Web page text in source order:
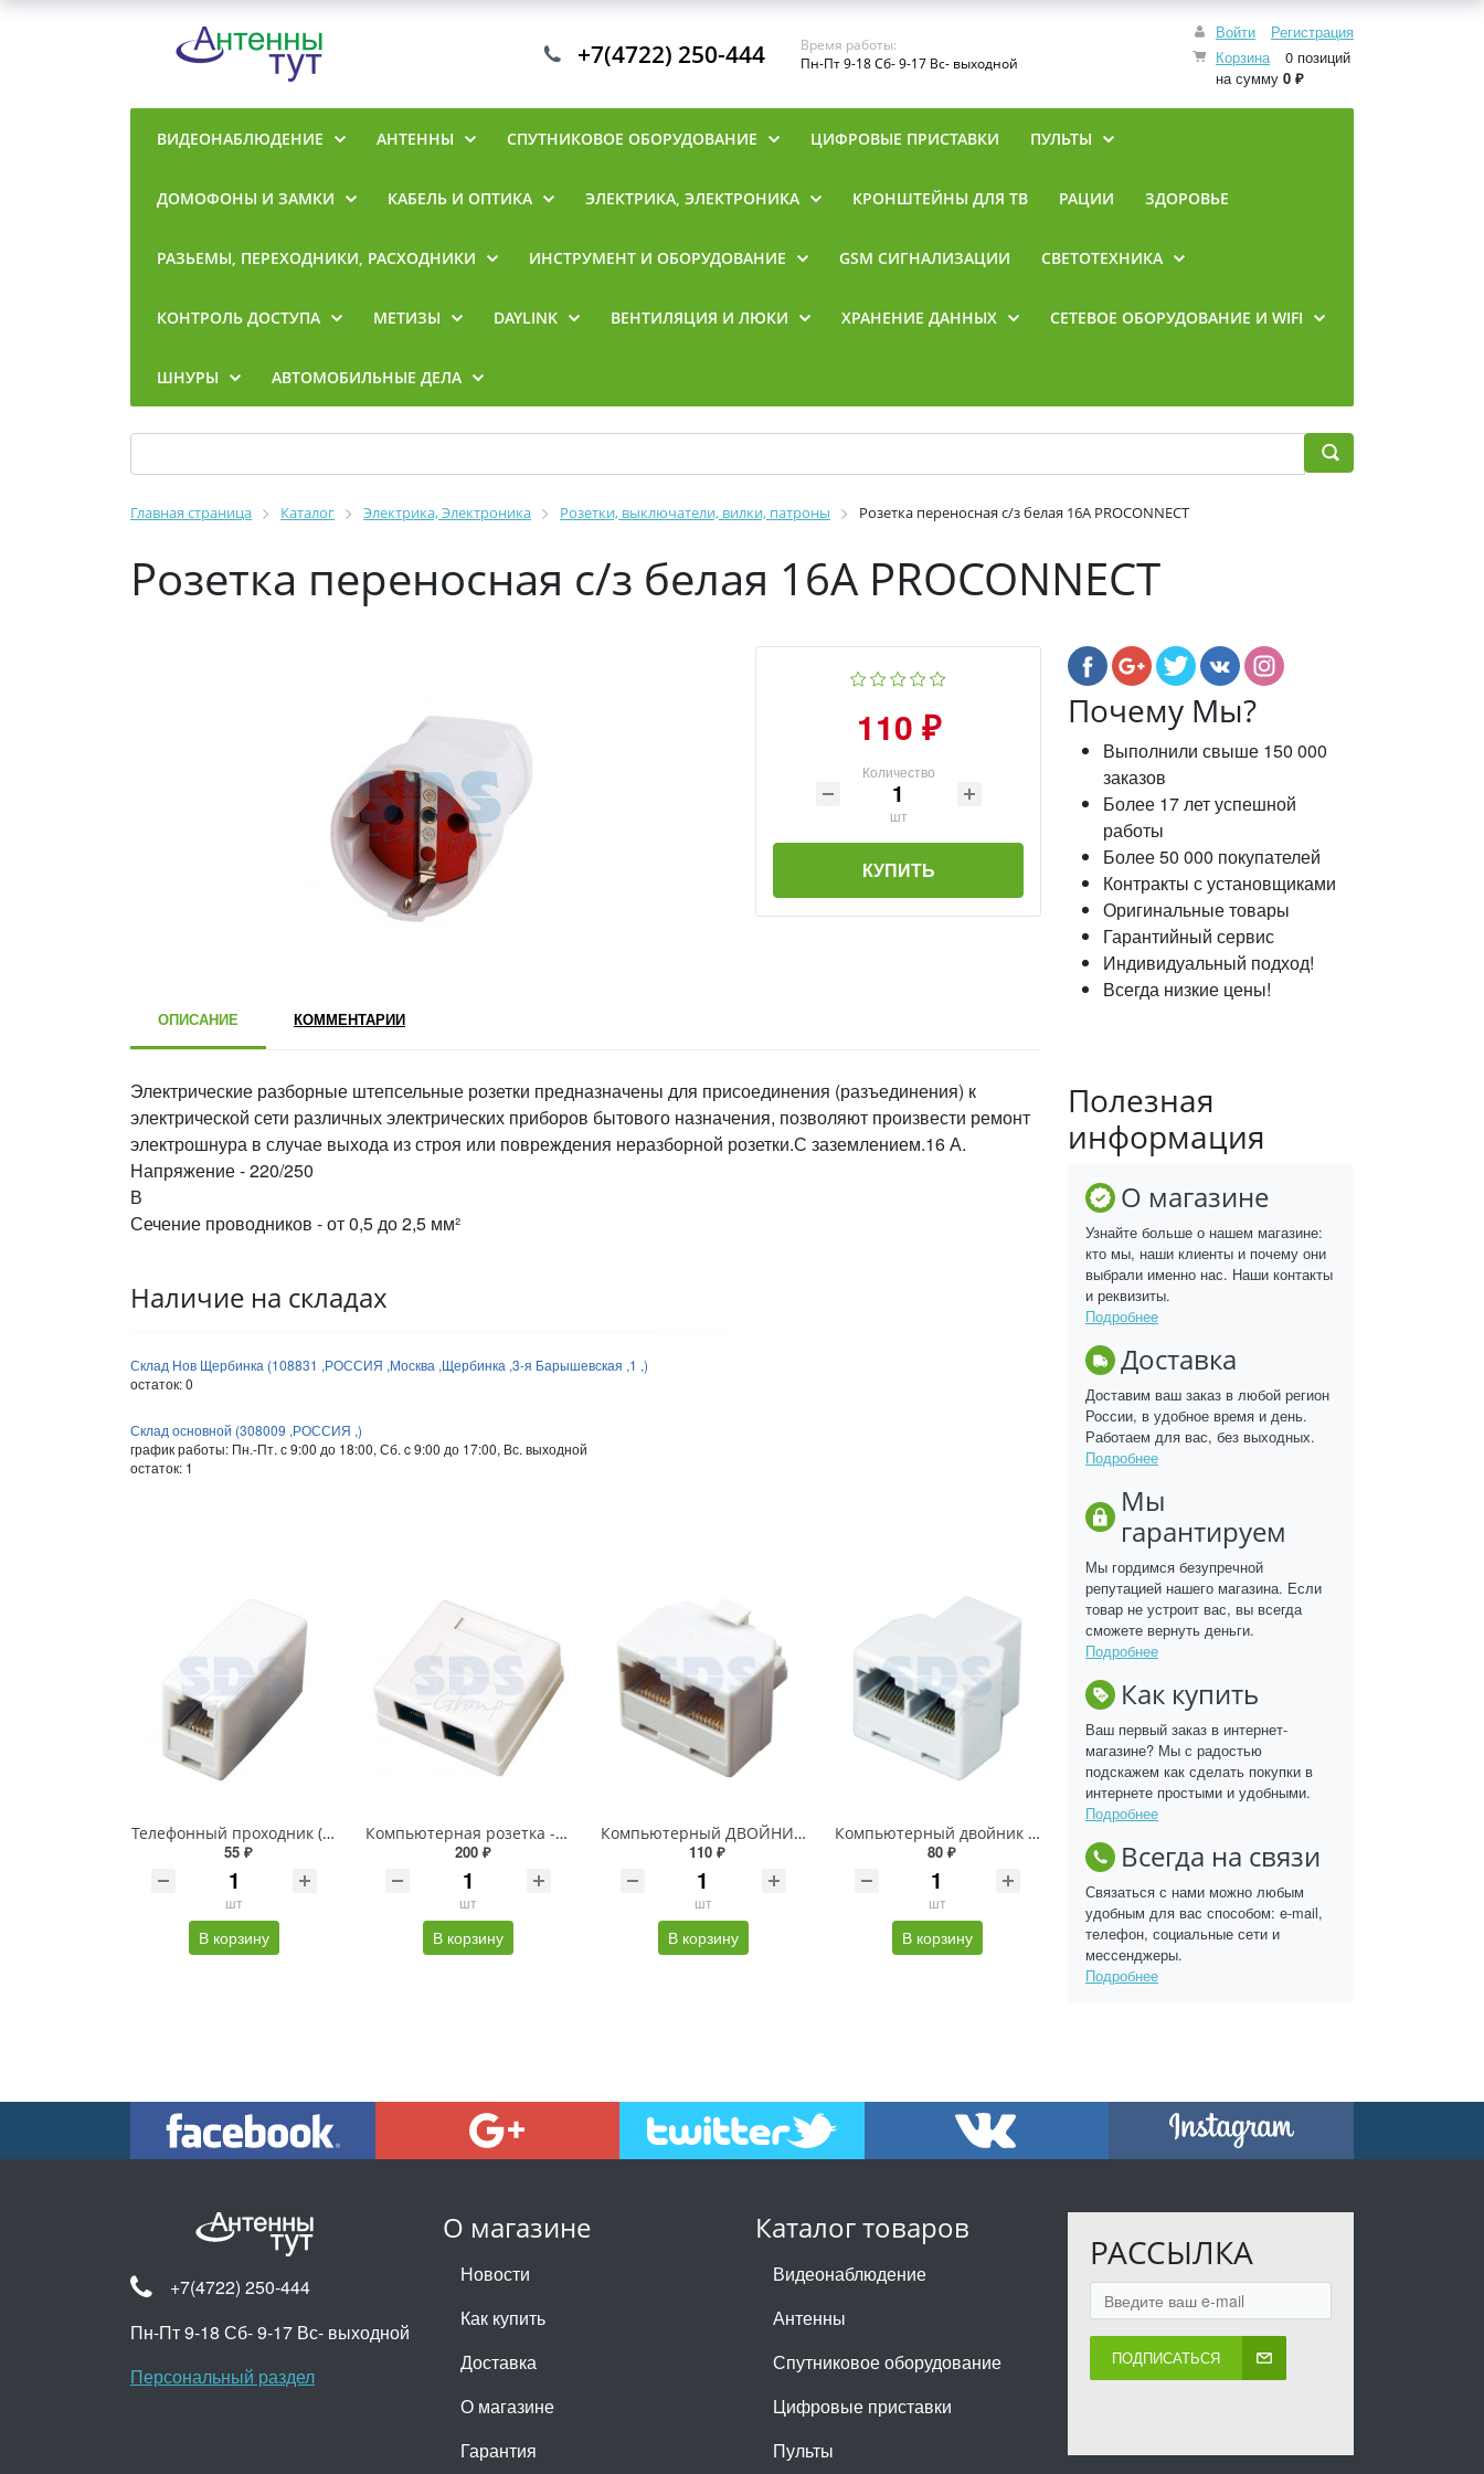
Войти
Регистрация
Корзина
0 позиций
на сумму 0 ₽
+7(4722) 250-444
Время работы:
Пн-Пт 9-18 Сб- 9-17 Вс- выходной
ВИДЕОНАБЛЮДЕНИЕ АНТЕННЫ СПУТНИКОВОЕ ОБОРУДОВАНИЕ ЦИФРОВЫЕ ПРИСТАВКИ ПУЛЬТЫ
ДОМОФОНЫ И ЗАМКИ КАБЕЛЬ И ОПТИКА ЭЛЕКТРИКА, ЭЛЕКТРОНИКА КРОНШТЕЙНЫ ДЛЯ ТВ РАЦИИ ЗДОРОВЬЕ
РАЗЬЕМЫ, ПЕРЕХОДНИКИ, РАСХОДНИКИ ИНСТРУМЕНТ И ОБОРУДОВАНИЕ GSM СИГНАЛИЗАЦИИ СВЕТОТЕХНИКА
КОНТРОЛЬ ДОСТУПА МЕТИЗЫ DAYLINK ВЕНТИЛЯЦИЯ И ЛЮКИ ХРАНЕНИЕ ДАННЫХ CЕТЕВОЕ ОБОРУДОВАНИЕ И WIFI
ШНУРЫ АВТОМОБИЛЬНЫЕ ДЕЛА
Главная страница Каталог Электрика, Электроника Розетки, выключатели, вилки, патроны Розетка переносная с/з белая 16А PROCONNECT
Розетка переносная с/з белая 16А PROCONNECT
110 ₽
Количество
шт
КУПИТЬ
ОПИСАНИЕ КОММЕНТАРИИ
Электрические разборные штепсельные розетки предназначены для присоединения (разъединения) к
электрической сети различных электрических приборов бытового назначения, позволяют произвести ремонт
электрошнура в случае выхода из строя или повреждения неразборной розетки.С заземлением.16 А.
Напряжение - 220/250
Сечение проводников - от 0,5 до 2,5 мм²
Наличие на складах
Склад Нов Щербинка (108831 ,РОССИЯ ,Москва ,Щербинка ,3-я Барышевская ,1 ,)
остаток:0
Склад основной (308009 ,РОССИЯ ,)
график работы: Пн.-Пт. с 9:00 до 18:00, Сб. c 9:00 до 17:00, Вс. выходной
остаток: 1
Телефонный проходник (гнездо-гнездо) 6P-4C REXANT
55 ₽
шт
В корзину
Компьютерная розетка -2*RJ-45 CAT5e REXANT
200 ₽
шт
В корзину
Компьютерный ДВОЙНИК к (штекер -2 гнезда) 8P-8C PROCONNECT
110 ₽
шт
В корзину
Компьютерный двойник (гнездо - 2 гнезда) 8Р-8С REXANT
80 ₽
шт
В корзину
Почему Мы?
Выполнили свыше 150 000
заказов
Более 17 лет успешной
работы
Более 50 000 покупателей
Контракты с установщиками
Оригинальные товары
Гарантийный сервис
Индивидуальный подход!
Всегда низкие цены!
Полезная
информация
О магазине
Узнайте больше о нашем магазине:
кто мы, наши клиенты и почему они
выбрали именно нас. Наши контакты
и реквизиты.
Подробнее
Доставка
Доставим ваш заказ в любой регион
России, в удобное время и день.
Работаем для вас, без выходных.
Подробнее
Мы
гарантируем
Мы гордимся безупречной
репутацией нашего магазина. Если
товар не устроит вас, вы всегда
сможете вернуть деньги.
Подробнее
Как купить
Ваш первый заказ в интернет-
магазине? Мы с радостью
подскажем как сделать покупки в
интернете простыми и удобными.
Подробнее
Всегда на связи
Связаться с нами можно любым
удобным для вас способом: e-mail,
телефон, социальные сети и
мессенджеры.
Подробнее
О магазине
Новости
Как купить
Доставка
О магазине
Гарантия
Каталог товаров
Видеонаблюдение
Антенны
Спутниковое оборудование
Цифровые приставки
Пульты
РАССЫЛКА
ПОДПИСАТЬСЯ
+7(4722) 250-444
Пн-Пт 9-18 Сб- 9-17 Вс- выходной
Персональный раздел